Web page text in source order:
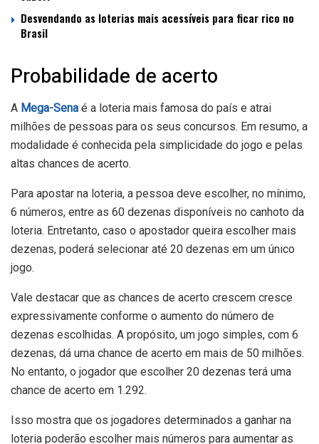
Desvendando as loterias mais acessíveis para ficar rico no
Brasil
Probabilidade de acerto
A Mega-Sena é a loteria mais famosa do país e atrai
milhões de pessoas para os seus concursos. Em resumo, a
modalidade é conhecida pela simplicidade do jogo e pelas
altas chances de acerto.
Para apostar na loteria, a pessoa deve escolher, no mínimo,
6 números, entre as 60 dezenas disponíveis no canhoto da
loteria. Entretanto, caso o apostador queira escolher mais
dezenas, poderá selecionar até 20 dezenas em um único
jogo.
Vale destacar que as chances de acerto crescem cresce
expressivamente conforme o aumento do número de
dezenas escolhidas. A propósito, um jogo simples, com 6
dezenas, dá uma chance de acerto em mais de 50 milhões.
No entanto, o jogador que escolher 20 dezenas terá uma
chance de acerto em 1.292.
Isso mostra que os jogadores determinados a ganhar na
loteria poderão escolher mais números para aumentar as